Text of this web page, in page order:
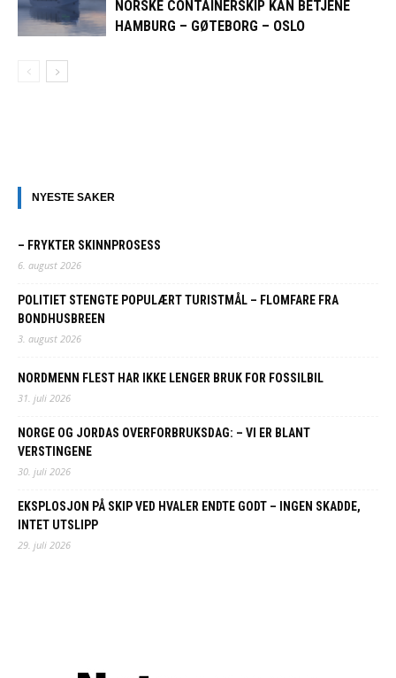
NORSKE CONTAINERSKIP KAN BETJENE
HAMBURG – GØTEBORG – OSLO
NYESTE SAKER
– FRYKTER SKINNPROSESS
6. august 2026
POLITIET STENGTE POPULÆRT TURISTMÅL – FLOMFARE FRA
BONDHUSBREEN
3. august 2026
NORDMENN FLEST HAR IKKE LENGER BRUK FOR FOSSILBIL
31. juli 2026
NORGE OG JORDAS OVERFORBRUKSDAG: – VI ER BLANT
VERSTINGENE
30. juli 2026
EKSPLOSJON PÅ SKIP VED HVALER ENDTE GODT – INGEN SKADDE,
INTET UTSLIPP
29. juli 2026